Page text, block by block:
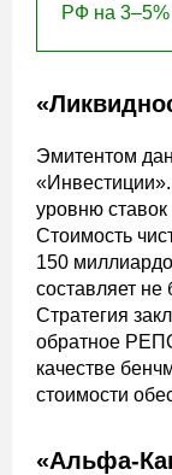
РФ на 3–5%
Эмитентом
«Инвестиции».
уровню
Стоимость
150
составляет
Стратегия
обратное
качестве
стоимости
«Альфа-